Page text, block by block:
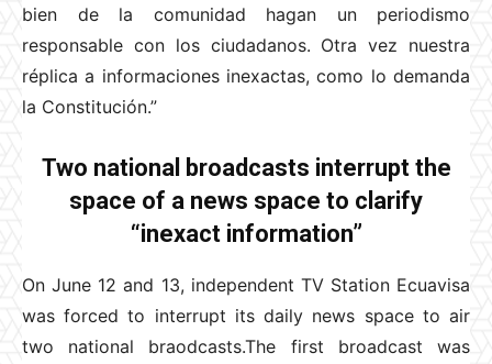
bien de la comunidad hagan un periodismo
responsable con los ciudadanos. Otra vez nuestra
réplica a informaciones inexactas, como lo demanda
la Constitución.”
Two national broadcasts interrupt the
space of a news space to clarify
“inexact information”
On June 12 and 13, independent TV Station Ecuavisa
was forced to interrupt its daily news space to air
two national braodcasts.The first broadcast was